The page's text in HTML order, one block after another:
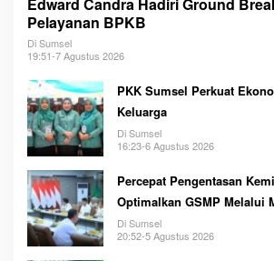
Edward Candra Hadiri Ground
Pelayanan BPKB
Di Sumsel
19:51-7 Agustus 2026
PKK Sumsel Perkuat
Keluarga
Di Sumsel
16:23-6 Agustus 2026
Percepat Pengentasan
Optimalkan GSMP Melalui
Di Sumsel
20:52-5 Agustus 2026